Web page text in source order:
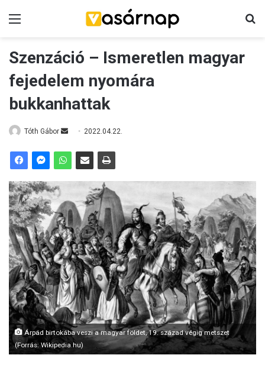
Szenzáció – Ismeretlen magyar
fejedelem nyomára
bukkanhattak
Tóth Gábor
n
m
a
i
l
2022.04.22.
Árpád birtokába veszi a magyar földet, 19. század végig metszet
(Forrás: Wikipedia.hu)